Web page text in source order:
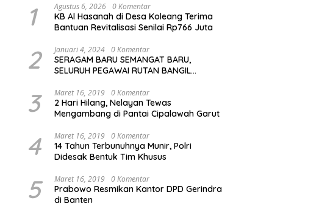
1 Agustus 6, 2026 0 Komentar
KB Al Hasanah di Desa Koleang Terima
Bantuan Revitalisasi Senilai Rp766 Juta
2 Januari 4, 2024 0 Komentar
SERAGAM BARU SEMANGAT BARU,
SELURUH PEGAWAI RUTAN BANGIL
TERBARU
3 Maret 16, 2019 0 Komentar
2 Hari Hilang, Nelayan Tewas
Mengambang di Pantai Cipalawah Garut
4 Maret 16, 2019 0 Komentar
14 Tahun Terbunuhnya Munir, Polri
Didesak Bentuk Tim Khusus
5 Maret 16, 2019 0 Komentar
Prabowo Resmikan Kantor DPD Gerindra
di Banten